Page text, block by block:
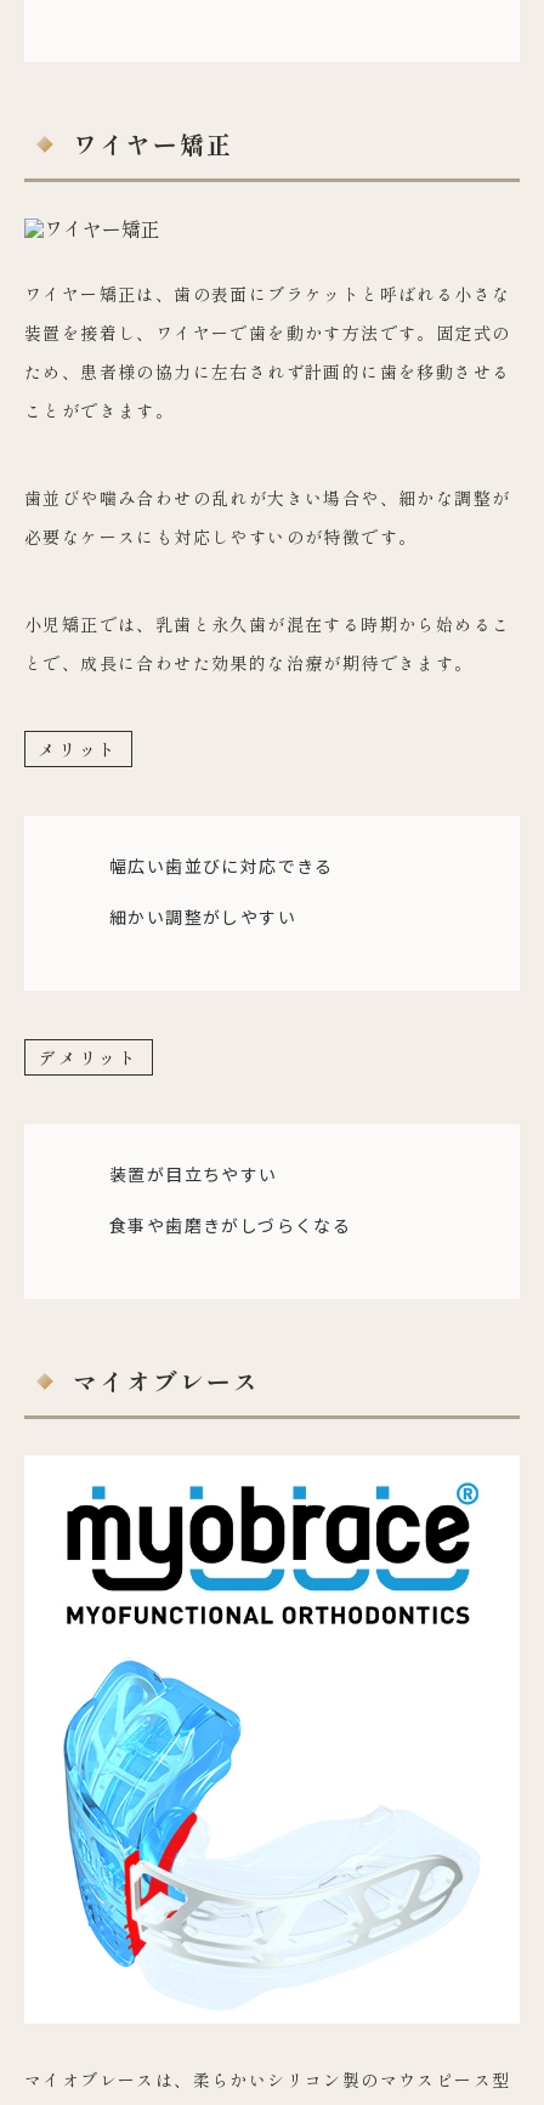
ワイヤー矯正
ワイヤー矯正は、歯の表面にブラケットと呼ばれる小さな
装置を接着し、ワイヤーで歯を動かす方法です。固定式の
ため、患者様の協力に左右されず計画的に歯を移動させる
ことができます。
歯並びや噛み合わせの乱れが大きい場合や、細かな調整が
必要なケースにも対応しやすいのが特徴です。
小児矯正では、乳歯と永久歯が混在する時期から始めるこ
とで、成長に合わせた効果的な治療が期待できます。
メリット
幅広い歯並びに対応できる
細かい調整がしやすい
デメリット
装置が目立ちやすい
食事や歯磨きがしづらくなる
マイオブレース
マイオブレースは、柔らかいシリコン製のマウスピース型